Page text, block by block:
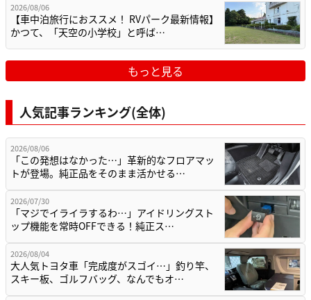
2026/08/06
【車中泊旅行におススメ！ RVパーク最新情報】
かつて、「天空の小学校」と呼ば…
もっと見る
人気記事ランキング(全体)
2026/08/06
「この発想はなかった…」革新的なフロアマッ
トが登場。純正品をそのまま活かせる…
2026/07/30
「マジでイライラするわ…」アイドリングスト
ップ機能を常時OFFできる！純正ス…
2026/08/04
大人気トヨタ車「完成度がスゴイ…」釣り竿、
スキー板、ゴルフバッグ、なんでもオ…